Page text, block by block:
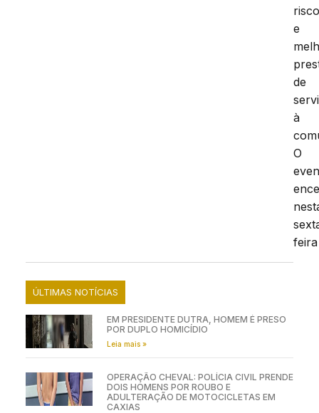
e
de
à
O
feira
ÚLTIMAS NOTÍCIAS
EM PRESIDENTE DUTRA, HOMEM É PRESO
POR DUPLO HOMICÍDIO
Leia mais »
OPERAÇÃO CHEVAL: POLÍCIA CIVIL PRENDE
DOIS HOMENS POR ROUBO E
ADULTERAÇÃO DE MOTOCICLETAS EM
CAXIAS